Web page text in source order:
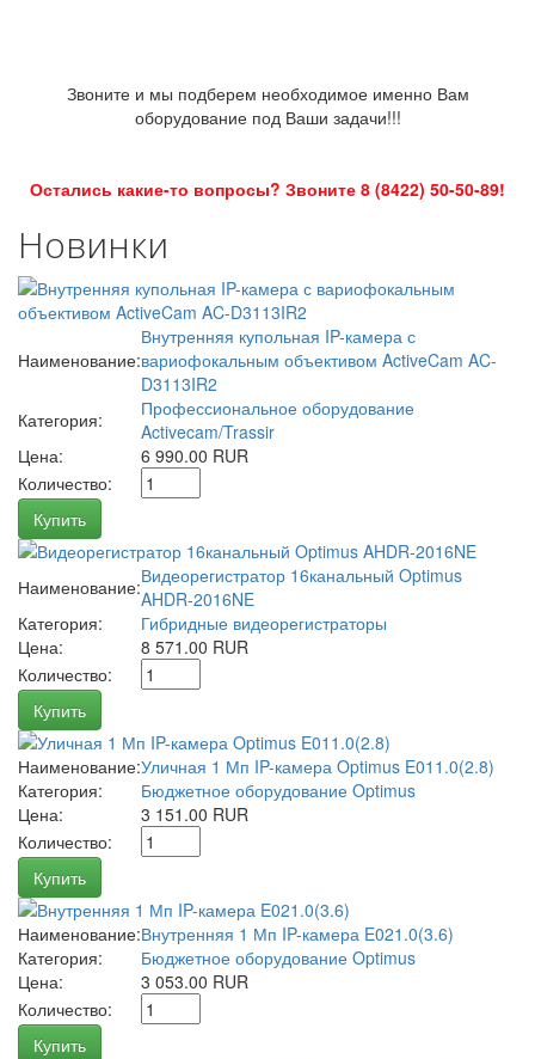
Звоните и мы подберем необходимое именно Вам
оборудование под Ваши задачи!!!
Остались какие-то вопросы? Звоните 8 (8422) 50-50-89!
Новинки
Наименование:
Внутренняя купольная IP-камера с
вариофокальным объективом ActiveCam AC-
D3113IR2
Категория:
Профессиональное оборудование
Activecam/Trassir
Цена:
6 990.00 RUR
Количество:
Купить
Наименование:Видеорегистратор 16канальный Optimus
AHDR-2016NE
Категория:
Гибридные видеорегистраторы
Цена:
8 571.00 RUR
Количество:
Купить
Наименование:Уличная 1 Мп IP-камера Optimus E011.0(2.8)
Категория:
Бюджетное оборудование Optimus
Цена:
3 151.00 RUR
Количество:
Купить
Наименование:Внутренняя 1 Мп IP-камера E021.0(3.6)
Категория:
Бюджетное оборудование Optimus
Цена:
3 053.00 RUR
Количество:
Купить